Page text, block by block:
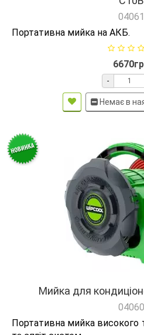
04061
Портативна мийка на АКБ.
-
Немає в
Мийка для
04060
Портативна мийка високого